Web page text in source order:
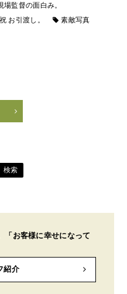
場監督の面白み。
祝 お引渡し。
素敵写真
「お客様に幸せになって
紹介